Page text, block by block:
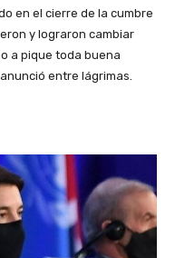
en el cierre de la cumbre
y lograron cambiar
a pique toda buena
entre lágrimas.